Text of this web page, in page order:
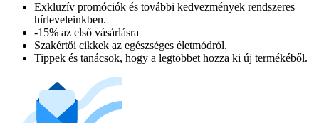
Exkluzív promóciók és további kedvezmények rendszeres
hírleveleinkben.
-15% az első vásárlásra
Szakértői cikkek az egészséges életmódról.
Tippek és tanácsok, hogy a legtöbbet hozza ki új termékéből.